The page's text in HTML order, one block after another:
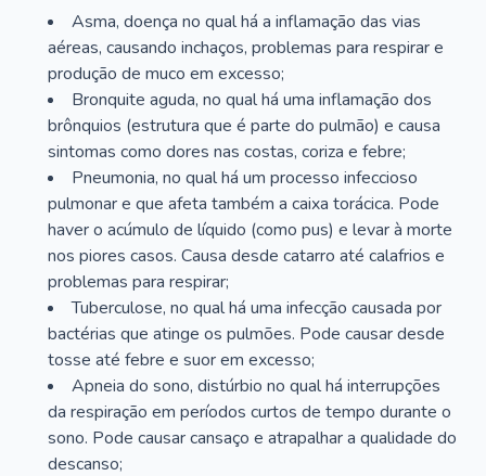
Asma, doença no qual há a inflamação das vias
aéreas, causando inchaços, problemas para respirar e
produção de muco em excesso;
Bronquite aguda, no qual há uma inflamação dos
brônquios (estrutura que é parte do pulmão) e causa
sintomas como dores nas costas, coriza e febre;
Pneumonia, no qual há um processo infeccioso
pulmonar e que afeta também a caixa torácica. Pode
haver o acúmulo de líquido (como pus) e levar à morte
nos piores casos. Causa desde catarro até calafrios e
problemas para respirar;
Tuberculose, no qual há uma infecção causada por
bactérias que atinge os pulmões. Pode causar desde
tosse até febre e suor em excesso;
Apneia do sono, distúrbio no qual há interrupções
da respiração em períodos curtos de tempo durante o
sono. Pode causar cansaço e atrapalhar a qualidade do
descanso;